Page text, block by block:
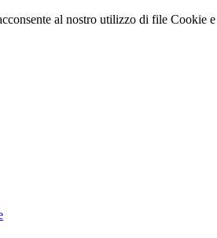
al nostro utilizzo di file